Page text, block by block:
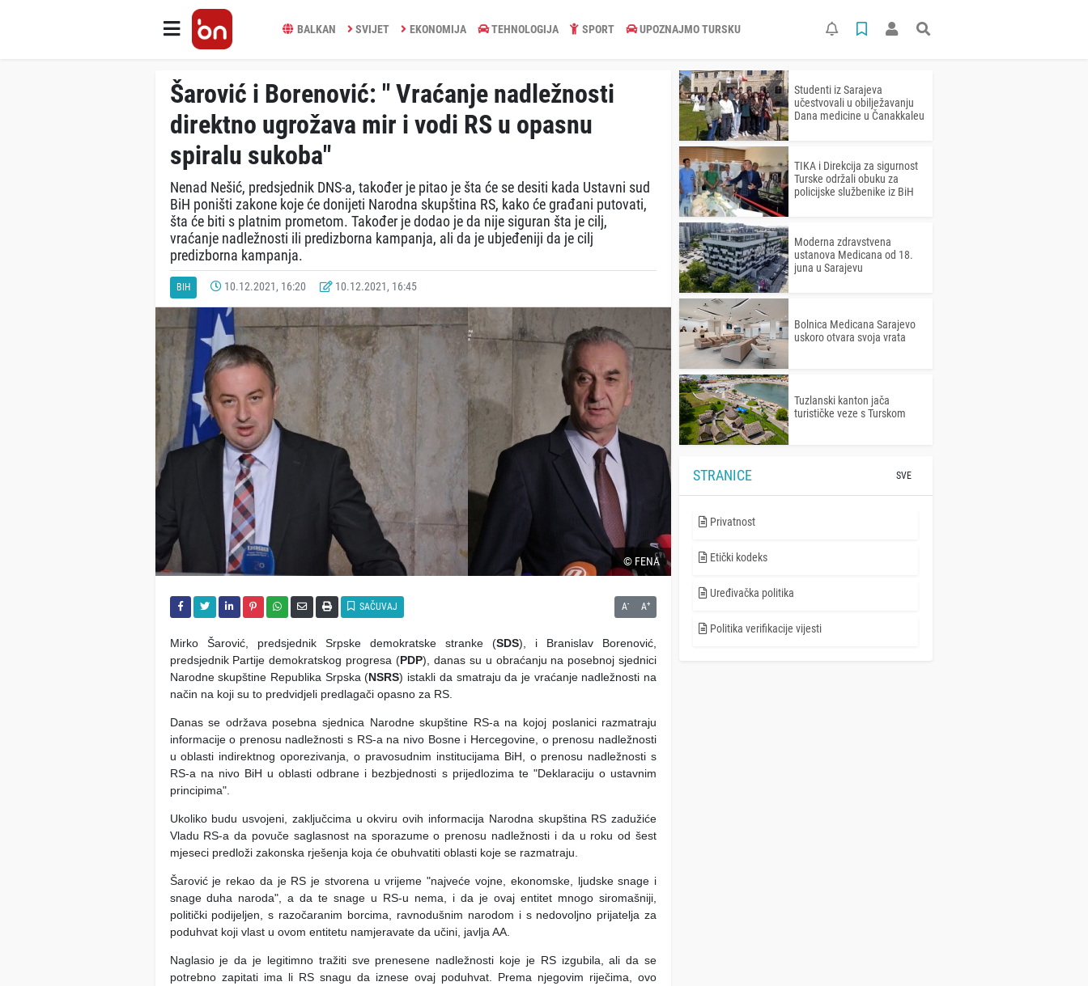
BALKAN SVIJET EKONOMIJA TEHNOLOGIJA SPORT UPOZNAJMO TURSKU
Šarović i Borenović: " Vraćanje nadležnosti
direktno ugrožava mir i vodi RS u opasnu
spiralu sukoba"
Nenad Nešić, predsjednik DNS-a, također je pitao je šta će se desiti kada Ustavni sud
BiH poništi zakone koje će donijeti Narodna skupština RS, kako će građani putovati,
šta će biti s platnim prometom. Također je dodao je da nije siguran šta je cilj,
vraćanje nadležnosti ili predizborna kampanja, ali da je ubjeđeniji da je cilj
predizborna kampanja.
BIH 10.12.2021, 16:20 10.12.2021, 16:45
© FENA
SAČUVAJ A- A+
Mirko Šarović, predsjednik Srpske demokratske stranke (SDS), i Branislav Borenović,
predsjednik Partije demokratskog progresa (PDP), danas su u obraćanju na posebnoj sjednici
Narodne skupštine Republika Srpska (NSRS) istakli da smatraju da je vraćanje nadležnosti na
način na koji su to predvidjeli predlagači opasno za RS.
Danas se održava posebna sjednica Narodne skupštine RS-a na kojoj poslanici razmatraju
informacije o prenosu nadležnosti s RS-a na nivo Bosne i Hercegovine, o prenosu nadležnosti
u oblasti indirektnog oporezivanja, o pravosudnim institucijama BiH, o prenosu nadležnosti s
RS-a na nivo BiH u oblasti odbrane i bezbjednosti s prijedlozima te "Deklaraciju o ustavnim
principima".
Ukoliko budu usvojeni, zaključcima u okviru ovih informacija Narodna skupština RS zadužiće
Vladu RS-a da povuče saglasnost na sporazume o prenosu nadležnosti i da u roku od šest
mjeseci predloži zakonska rješenja koja će obuhvatiti oblasti koje se razmatraju.
Šarović je rekao da je RS je stvorena u vrijeme "najveće vojne, ekonomske, ljudske snage i
snage duha naroda", a da te snage u RS-u nema, i da je ovaj entitet mnogo siromašniji,
politički podijeljen, s razočaranim borcima, ravnodušnim narodom i s nedovoljno prijatelja za
poduhvat koji vlast u ovom entitetu namjeravate da učini, javlja AA.
Naglasio je da je legitimno tražiti sve prenesene nadležnosti koje je RS izgubila, ali da se
potrebno zapitati ima li RS snagu da iznese ovaj poduhvat. Prema njegovim riječima, ovo
Studenti iz Sarajeva
učestvovali u obilježavanju
Dana medicine u Čanakkaleu
TIKA i Direkcija za sigurnost
Turske održali obuku za
policijske službenike iz BiH
Moderna zdravstvena
ustanova Medicana od 18.
juna u Sarajevu
Bolnica Medicana Sarajevo
uskoro otvara svoja vrata
Tuzlanski kanton jača
turističke veze s Turskom
STRANICE SVE
Privatnost
Etički kodeks
Uređivačka politika
Politika verifikacije vijesti